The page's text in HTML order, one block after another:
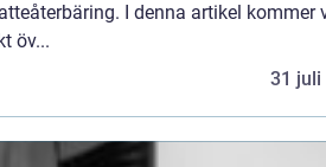
I denna artikel kommer
öv...
31 juli